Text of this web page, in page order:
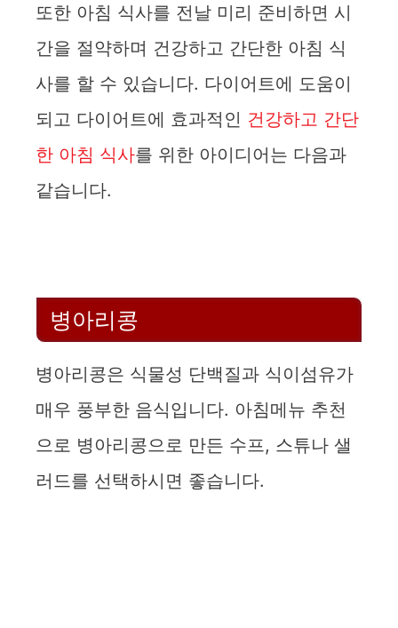
또한 아침 식사를 전날 미리 준비하면 시
간을 절약하며 건강하고 간단한 아침 식
사를 할 수 있습니다. 다이어트에 도움이
되고 다이어트에 효과적인 건강하고 간단
한 아침 식사를 위한 아이디어는 다음과
같습니다.
병아리콩
병아리콩은 식물성 단백질과 식이섬유가
매우 풍부한 음식입니다. 아침메뉴 추천
으로 병아리콩으로 만든 수프, 스튜나 샐
러드를 선택하시면 좋습니다.